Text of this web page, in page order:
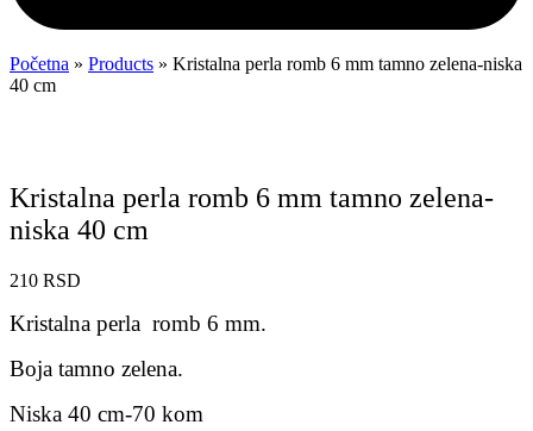
Početna » Products » Kristalna perla romb 6 mm tamno zelena-niska
40 cm
Kristalna perla romb 6 mm tamno zelena-
niska 40 cm
210 RSD
Kristalna perla romb 6 mm.
Boja tamno zelena.
Niska 40 cm-70 kom